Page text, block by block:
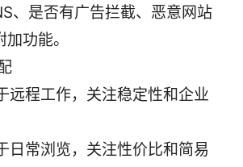
、是否有广告拦截、恶意网站
功能。
远程工作，关注稳定性和企业
日常浏览，关注性价比和简易